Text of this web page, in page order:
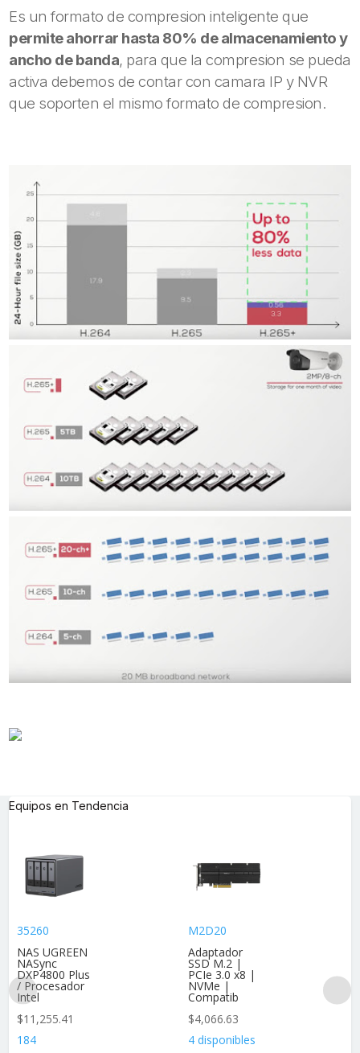
Es un formato de compresion inteligente que
permite ahorrar hasta 80% de almacenamiento y
ancho de banda, para que la compresion se pueda
activa debemos de contar con camara IP y NVR
que soporten el mismo formato de compresion.
Equipos en Tendencia
35260
NAS UGREEN
NASync
DXP4800 Plus
/ Procesador
Intel
$11,255.41
184
M2D20
Adaptador
SSD M.2 |
PCIe 3.0 x8 |
NVMe |
Compatib
$4,066.63
4 disponibles